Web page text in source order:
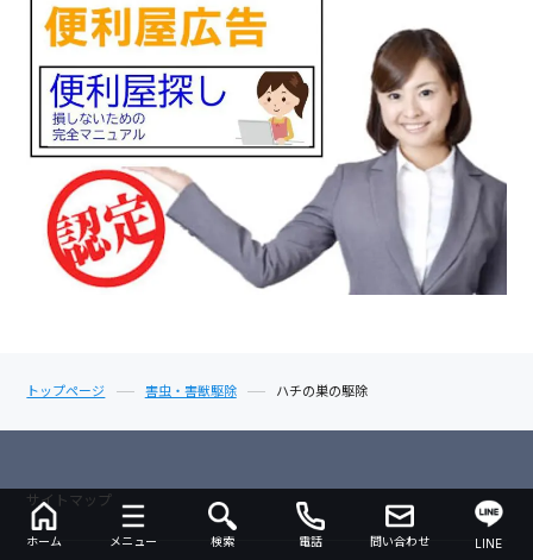
トップページ 害虫・害獣駆除 ハチの巣の駆除
サイトマップ
ホーム メニュー 検索 電話 問い合わせ LINE